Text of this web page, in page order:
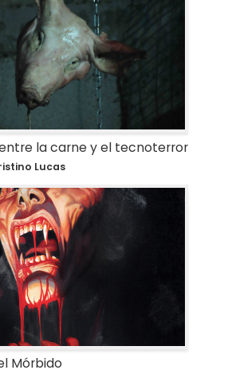
la carne y el tecnoterror
Lucas
Mórbido